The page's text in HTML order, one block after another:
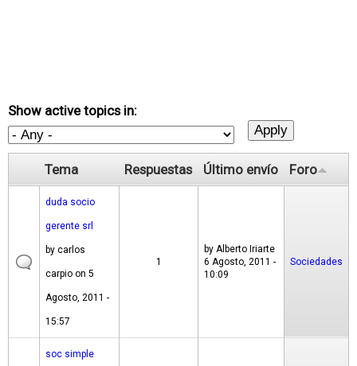
Show active topics in:
Tema Respuestas Último envío Foro
duda socio
gerente srl
by carlos
carpio on 5
Agosto, 2011 -
15:57
1
by Alberto Iriarte
6 Agosto, 2011 -
10:09
Sociedades
soc simple